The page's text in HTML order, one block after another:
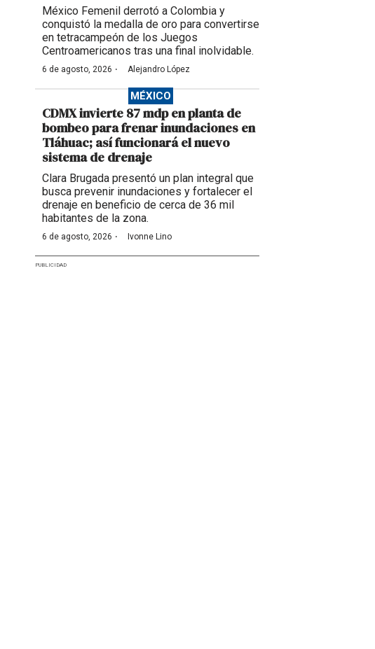
México Femenil derrotó a Colombia y
conquistó la medalla de oro para convertirse
en tetracampeón de los Juegos
Centroamericanos tras una final inolvidable.
6 de agosto, 2026 · Alejandro López
MÉXICO
CDMX invierte 87 mdp en planta de
bombeo para frenar inundaciones en
Tláhuac; así funcionará el nuevo
sistema de drenaje
Clara Brugada presentó un plan integral que
busca prevenir inundaciones y fortalecer el
drenaje en beneficio de cerca de 36 mil
habitantes de la zona.
6 de agosto, 2026 · Ivonne Lino
PUBLICIDAD